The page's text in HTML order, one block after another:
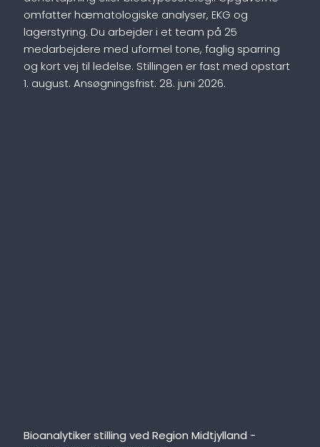
omfatter hæmatologiske analyser, EKG og
lagerstyring. Du arbejder i et team på 25
medarbejdere med uformel tone, faglig sparring
og kort vej til ledelse. Stillingen er fast med opstart
1. august. Ansøgningsfrist: 28. juni 2026.
Bioanalytiker stilling ved Region Midtjylland -